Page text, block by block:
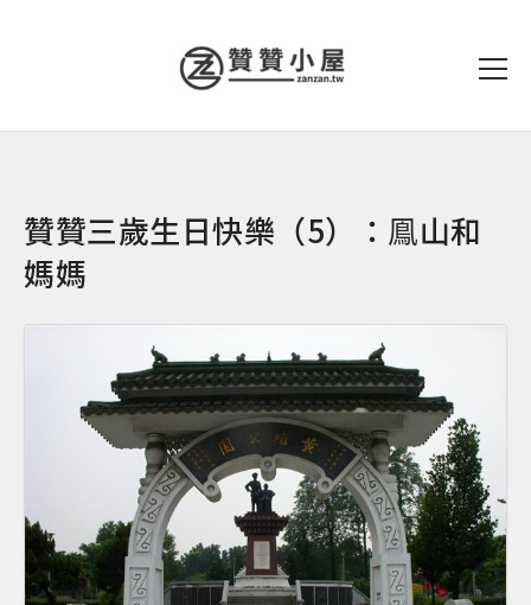
贊贊三歲生日快樂（5）：鳯山和
媽媽